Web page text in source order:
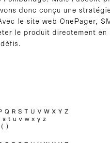
donc conçu une
le site web OnePager,
le produit directement